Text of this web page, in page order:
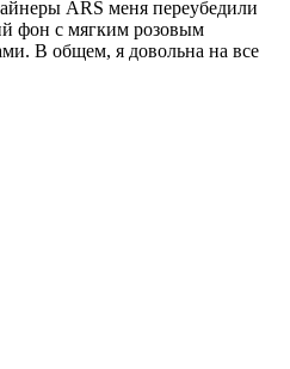
ARS меня переубедили
фон с мягким розовым
В общем, я довольна на все